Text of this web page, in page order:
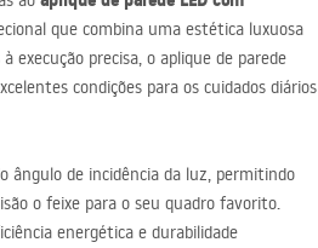
que combina uma estética luxuosa
execução precisa, o aplique de parede
condições para os cuidados diários
ângulo de incidência da luz, permitindo
o feixe para o seu quadro favorito.
energética e durabilidade